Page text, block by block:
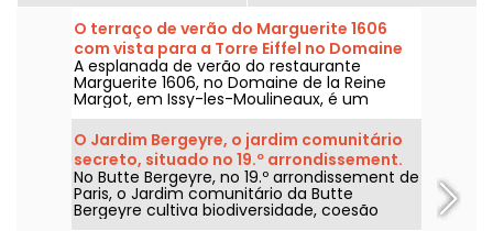
O terraço de verão do Marguerite 1606
com vista para a Torre Eiffel no Domaine
de la Reine Margot
A esplanada de verão do restaurante
Marguerite 1606, no Domaine de la Reine
Margot, em Issy-les-Moulineaux, é um
refúgio de paz nos arredores de Paris. Com
uma vista desimpedida para a Torre Eiffel,
poderá saborear uma cozinha bistronómica
inspirada nos produtos do pomar e da horta,
num ambiente de requinte que convida a
relaxar.
O Jardim Bergeyre, o jardim comunitário
secreto, situado no 19.º arrondissement.
No Butte Bergeyre, no 19.º arrondissement de
Paris, o Jardim comunitário da Butte
Bergeyre cultiva biodiversidade, coesão
social, plantas aromáticas e visitas